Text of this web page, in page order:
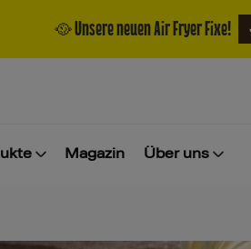
🥘 Unsere neuen Air Fryer Fixe!
Magazin Über uns